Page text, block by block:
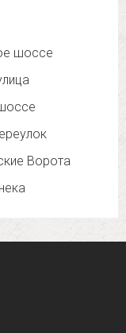
шоссе
Ворота